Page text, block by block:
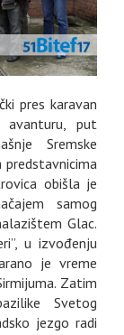
pres karavan
avanturu, put
Sremske
predstavnicima
obišla je
samog
Glac.
u izvođenju
je vreme
Zatim
Svetog
jezgo radi